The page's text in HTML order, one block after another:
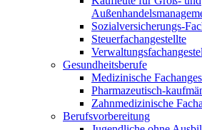
Sozialversicherungs-
Steuerfachangestellte
Gesundheitsberufe
Medizinische
Pharmazeutisch-
Zahnmedizinische
Berufsvorbereitung